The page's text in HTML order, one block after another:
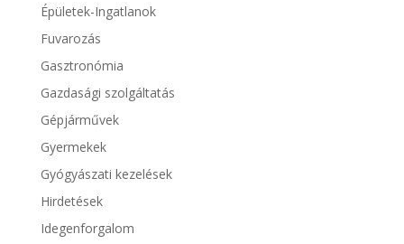
Épületek-Ingatlanok
Fuvarozás
Gasztronómia
Gazdasági szolgáltatás
Gépjárművek
Gyermekek
Gyógyászati kezelések
Hirdetések
Idegenforgalom